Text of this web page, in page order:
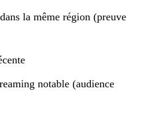
la même région (preuve
notable (audience